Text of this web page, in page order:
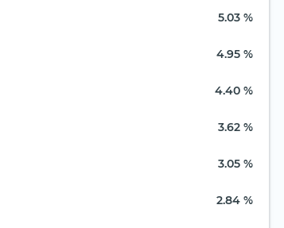
5.03 %
4.95 %
4.40 %
3.62 %
3.05 %
2.84 %